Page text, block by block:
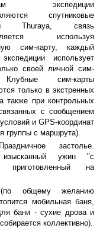
экспедиции
спутниковые
Thuraya, связь
используя
сим-карту, каждый
использует
своей личной сим-
сим-карты
только в экстренных
также при контрольных
с сообщением
и GPS-координат
группы с маршрута).
застолье.
изысканный ужин "с
приготовленный на
общему желанию
мобильная баня,
бани - сухие дрова и
коллективно).